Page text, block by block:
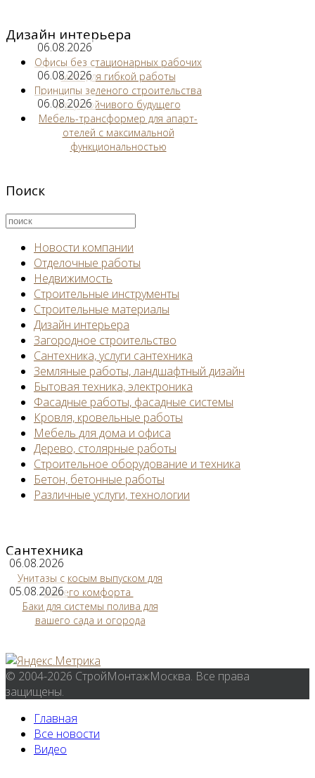
Дизайн интерьера
06.08.2026
Офисы без стационарных рабочих
мест для гибкой работы
06.08.2026
Принципы зеленого строительства
для устойчивого будущего
06.08.2026
Мебель-трансформер для апарт-
отелей с максимальной
функциональностью
Поиск
Новости компании
Отделочные работы
Недвижимость
Строительные инструменты
Строительные материалы
Дизайн интерьера
Загородное строительство
Сантехника, услуги сантехника
Земляные работы, ландшафтный дизайн
Бытовая техника, электроника
Фасадные работы, фасадные системы
Кровля, кровельные работы
Мебель для дома и офиса
Дерево, столярные работы
Строительное оборудование и техника
Бетон, бетонные работы
Различные услуги, технологии
Сантехника
06.08.2026
Унитазы с косым выпуском для
вашего комфорта
05.08.2026
Баки для системы полива для
вашего сада и огорода
© 2004-2026 СтройМонтажМосква. Все права
защищены.
Главная
Все новости
Видео